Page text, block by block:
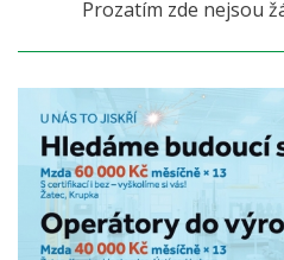
Prozatím zde nejsou